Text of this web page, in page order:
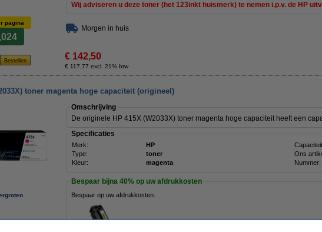
Wij adviseren u deze toner (het 123inkt huismerk) te nemen i.p.v. de HP
pagina
Morgen in huis
€ 142,50
€ 117,77 excl. 21% btw
toner magenta hoge capaciteit (origineel)
Omschrijving
De originele HP 415X (W2033X) toner magenta hoge capaciteit heeft een
Specificaties
Merk: HP
Type:
toner Ons
Kleur:
magenta Nummer:
Bespaar bijna 40% op uw afdrukkosten
Bespaar op uw afdrukkosten.